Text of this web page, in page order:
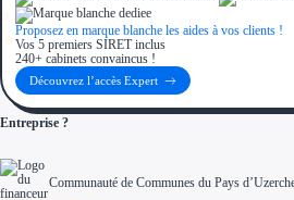
Proposez en marque blanche les aides à vos clients !
Vos 5 premiers SIRET inclus
240+ cabinets convaincus !
Découvrez l’accès Expert
Entreprise ?
Communauté de Communes du Pays